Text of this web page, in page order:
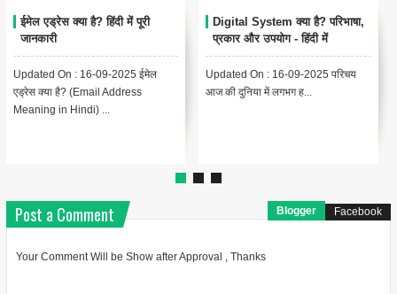
Encoding Meaning in Hindi |
एन्कोडिंग का मतलब और उपयोग
Updated On : 13-09-2025
Encoding Meaning in Hindi |
एन्कोडिंग का मतलब Encodin...
थंबनेल क्या है? | Thumbnail
Meaning in Hindi (YouTube
& Computer Example)
{ "@context": "https://schema.org",
Post a Comment Blogger Facebook
Your Comment Will be Show after Approval , Thanks